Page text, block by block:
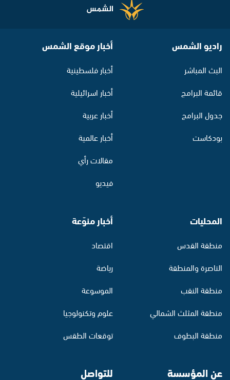
راديو الشمس
البث المباشر
قائمة البرامج
جدول البرامج
بودكاست
أخبار موقع الشمس
أخبار فلسطينية
أخبار اسرائيلية
أخبار عربية
أخبار عالمية
مقالات رأي
فيديو
المحليات
منطقة القدس
الناصرة والمنطقة
منطقة النقب
منطقة المثلث الشمالي
منطقة البطوف
أخبار منوّعة
اقتصاد
رياضة
الموسوعة
علوم وتكنولوجيا
توقعات الطقس
عن المؤسسة للتواصل